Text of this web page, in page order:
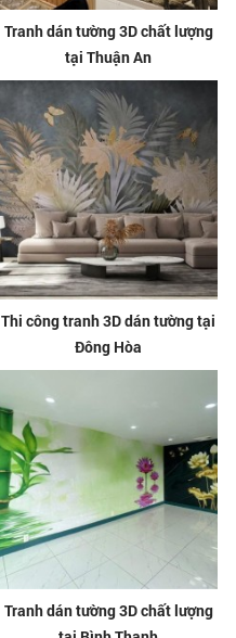
Tranh dán tường 3D chất lượng
tại Thuận An
Thi công tranh 3D dán tường tại
Đông Hòa
Tranh dán tường 3D chất lượng